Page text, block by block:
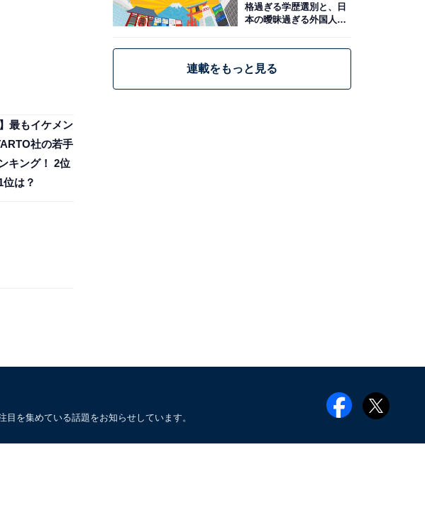
最もイケメン
社の若手
キング！ 2位
位は？
格過ぎる学歴選別と、日
本の曖昧過ぎる外国人政
連載をもっと見る
を集めている話題をお知らせしています。